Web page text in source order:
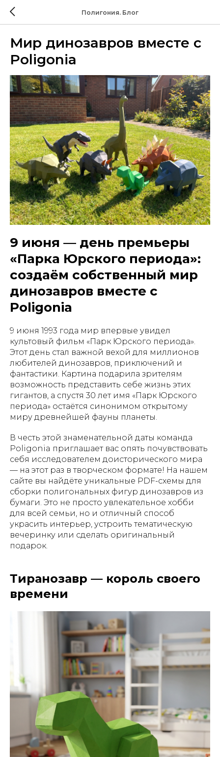
Полигония. Блог
Мир динозавров вместе с
Poligonia
9 июня — день премьеры
«Парка Юрского периода»:
создаём собственный мир
динозавров вместе с
Poligonia
9 июня 1993 года мир впервые увидел
культовый фильм «Парк Юрского периода».
Этот день стал важной вехой для миллионов
любителей динозавров, приключений и
фантастики. Картина подарила зрителям
возможность представить себе жизнь этих
гигантов, а спустя 30 лет имя «Парк Юрского
периода» остаётся синонимом открытому
миру древнейшей фауны планеты.
В честь этой знаменательной даты команда
Poligonia приглашает вас опять почувствовать
себя исследователем доисторического мира
— на этот раз в творческом формате! На нашем
сайте вы найдёте уникальные PDF-схемы для
сборки полигональных фигур динозавров из
бумаги. Это не просто увлекательное хобби
для всей семьи, но и отличный способ
украсить интерьер, устроить тематическую
вечеринку или сделать оригинальный
подарок.
Тиранозавр — король своего
времени